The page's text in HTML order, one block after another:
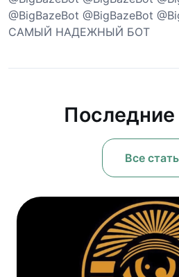
@BigBazeBot @BigBazeBot
САМЫЙ НАДЕЖНЫЙ БОТ
Последние
Все